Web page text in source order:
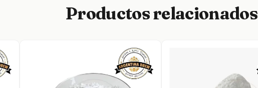
Productos relacionados